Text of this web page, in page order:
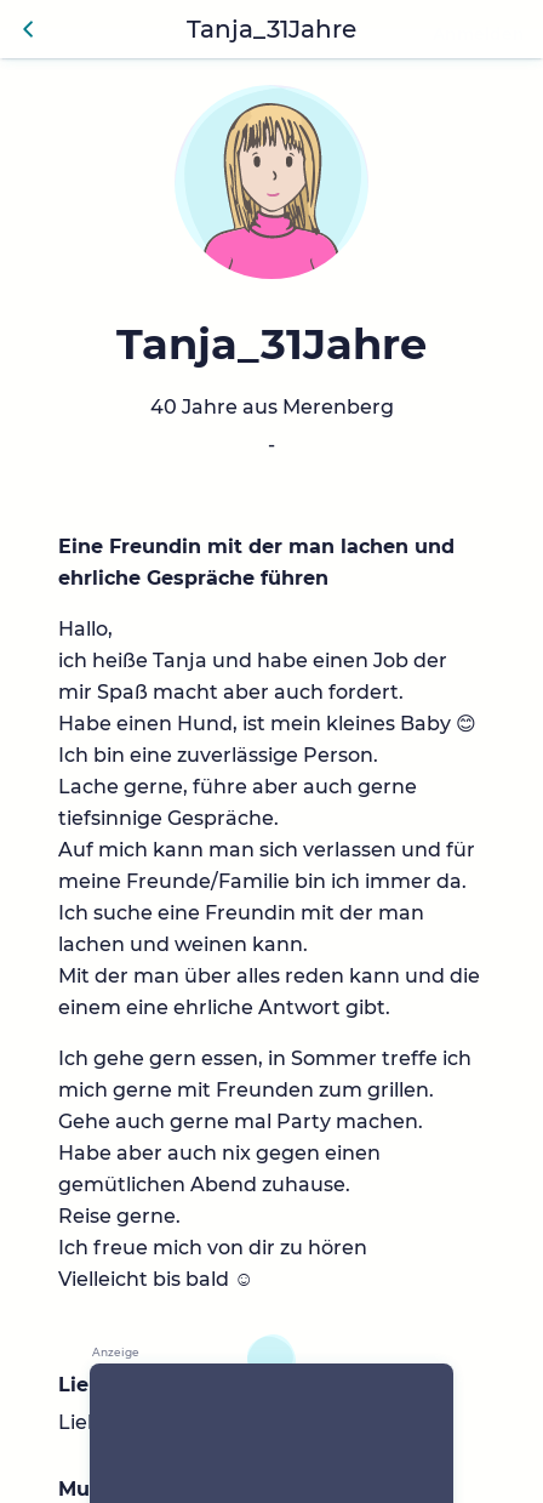
Zurü
Tanja_31Jahre
Tanja_31Jahre
40 Jahre aus Merenberg
-
Eine Freundin mit der man lachen und
ehrliche Gespräche führen
Hallo,
ich heiße Tanja und habe einen Job der
mir Spaß macht aber auch fordert.
Habe einen Hund, ist mein kleines Baby 😊
Ich bin eine zuverlässige Person.
Lache gerne, führe aber auch gerne
tiefsinnige Gespräche.
Auf mich kann man sich verlassen und für
meine Freunde/Familie bin ich immer da.
Ich suche eine Freundin mit der man
lachen und weinen kann.
Mit der man über alles reden kann und die
einem eine ehrliche Antwort gibt.
Ich gehe gern essen, in Sommer treffe ich
mich gerne mit Freunden zum grillen.
Gehe auch gerne mal Party machen.
Habe aber auch nix gegen einen
gemütlichen Abend zuhause.
Reise gerne.
Ich freue mich von dir zu hören
Vielleicht bis bald ☺
Lieblingsbücher
Lieblingsautor: cody mcfayden
Musik